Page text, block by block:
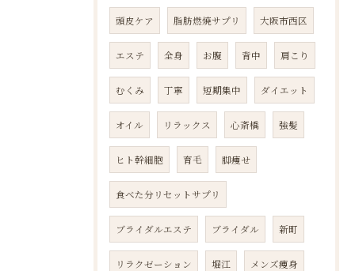
頭皮ケア 脂肪燃焼サプリ 大阪市西区
エステ 全身 お腹 背中 肩こり
むくみ 丁寧 短期集中 ダイエット
オイル リラックス 心斎橋 強髪
ヒト幹細胞 育毛 脚痩せ
食べた分リセットサプリ
ブライダルエステ ブライダル 新町
リラクゼーション 堀江 メンズ痩身